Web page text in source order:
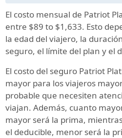
El costo mensual de Patriot
entre $89 to $1,633. Esto
la edad del viajero, la
seguro, el límite del plan y el
El costo del seguro Patriot
mayor para los viajeros
probable que necesiten
viajan. Además, cuanto
mayor será la prima,
el deducible, menor será la